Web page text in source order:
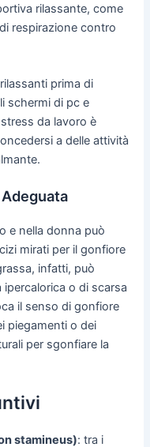
rilassante, come
respirazione contro
prima di
schermi di pc e
da lavoro è
a delle attività
e nella donna può
mirati per il gonfiore
infatti, può
o di scarsa
il senso di gonfiore
piegamenti o dei
per sgonfiare la
stamineus): tra i